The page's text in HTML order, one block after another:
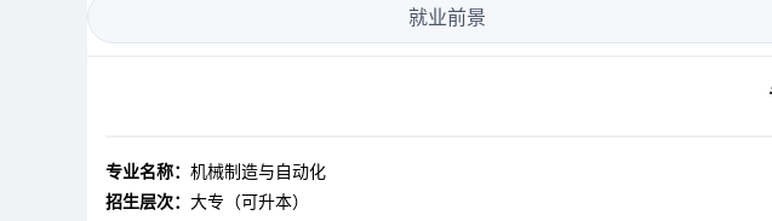
就业前景
专业名称： 机械制造与自动化
招生层次： 大专（可升本）